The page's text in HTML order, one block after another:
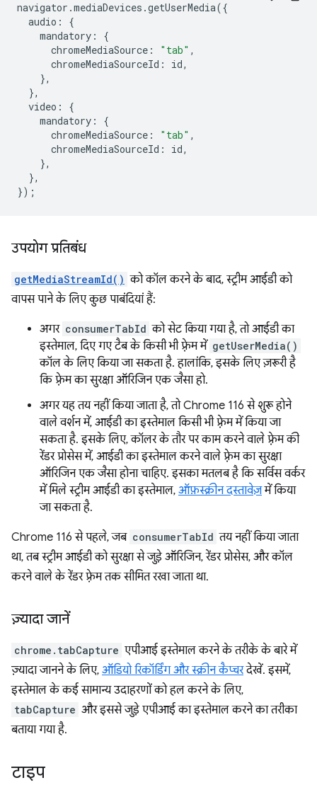
navigator .mediaDevices .getUserMedia({
audio :
{
mandatory :
{
chromeMediaSource : "tab" ,
chromeMediaSourceId : id,
},
},
video :
{
mandatory :
{
chromeMediaSource : "tab" ,
chromeMediaSourceId : id,
},
},
});
उपयोग प्रतिबंध
getMediaStreamId() को कॉल करने के बाद, स्ट्रीम आईडी को
वापस पाने के लिए कुछ पाबंदियां हैं:
अगर consumerTabId को सेट किया गया है, तो आईडी का
इस्तेमाल, दिए गए टैब के किसी भी फ़्रेम में getUserMedia()
कॉल के लिए किया जा सकता है. हालांकि, इसके लिए ज़रूरी है
कि फ़्रेम का सुरक्षा ऑरिजिन एक जैसा हो.
अगर यह तय नहीं किया जाता है, तो Chrome 116 से शुरू होने
वाले वर्शन में, आईडी का इस्तेमाल किसी भी फ़्रेम में किया जा
सकता है. इसके लिए, कॉलर के तौर पर काम करने वाले फ़्रेम की
रेंडर प्रोसेस में, आईडी का इस्तेमाल करने वाले फ़्रेम का सुरक्षा
ऑरिजिन एक जैसा होना चाहिए. इसका मतलब है कि सर्विस वर्कर
में मिले स्ट्रीम आईडी का इस्तेमाल, ऑफ़स्क्रीन दस्तावेज़में किया
जा सकता है.
Chrome 116 से पहले, जब consumerTabId तय नहीं किया जाता
था, तब स्ट्रीम आईडी को सुरक्षा से जुड़े ऑरिजिन, रेंडर प्रोसेस, और कॉल
करने वाले के रेंडर फ़्रेम तक सीमित रखा जाता था.
ज़्यादा जानें
chrome.tabCapture एपीआई इस्तेमाल करने के तरीके के बारे में
ज़्यादा जानने के लिए, ऑडियो रिकॉर्डिंग और स्क्रीन कैप्चरदेखें. इसमें,
इस्तेमाल के कई सामान्य उदाहरणों को हल करने के लिए,
tabCapture और इससे जुड़े एपीआई का इस्तेमाल करने का तरीका
बताया गया है.
टाइप